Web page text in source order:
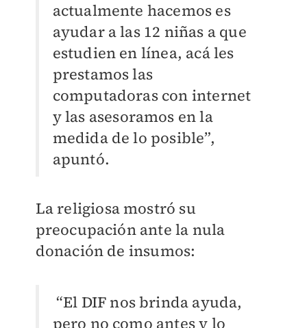
actualmente hacemos es
ayudar a las 12 niñas a que
estudien en línea, acá les
prestamos las
computadoras con internet
y las asesoramos en la
medida de lo posible”,
apuntó.
La religiosa mostró su
preocupación ante la nula
donación de insumos:
“El DIF nos brinda ayuda,
pero no como antes y lo